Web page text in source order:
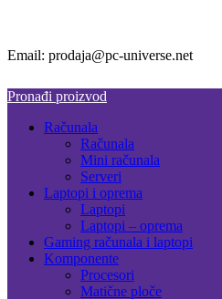
Email: prodaja@pc-universe.net
Pronađi proizvod
Računala
Računala
Mini računala
Serveri
Laptopi i oprema
Laptopi
Laptopi – oprema
Gaming računala i laptopi
Komponente
Procesori
Matične ploče